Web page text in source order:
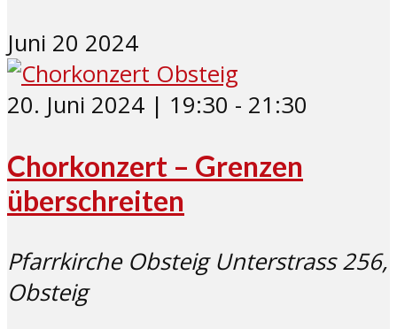
Juni 20 2024
20. Juni 2024 | 19:30 - 21:30
Chorkonzert – Grenzen
überschreiten
Pfarrkirche Obsteig Unterstrass 256,
Obsteig